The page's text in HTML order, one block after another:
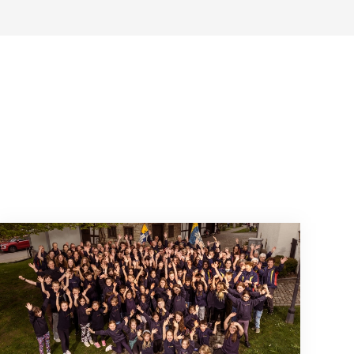
Wenn Mitmachen selbstverständlich ist